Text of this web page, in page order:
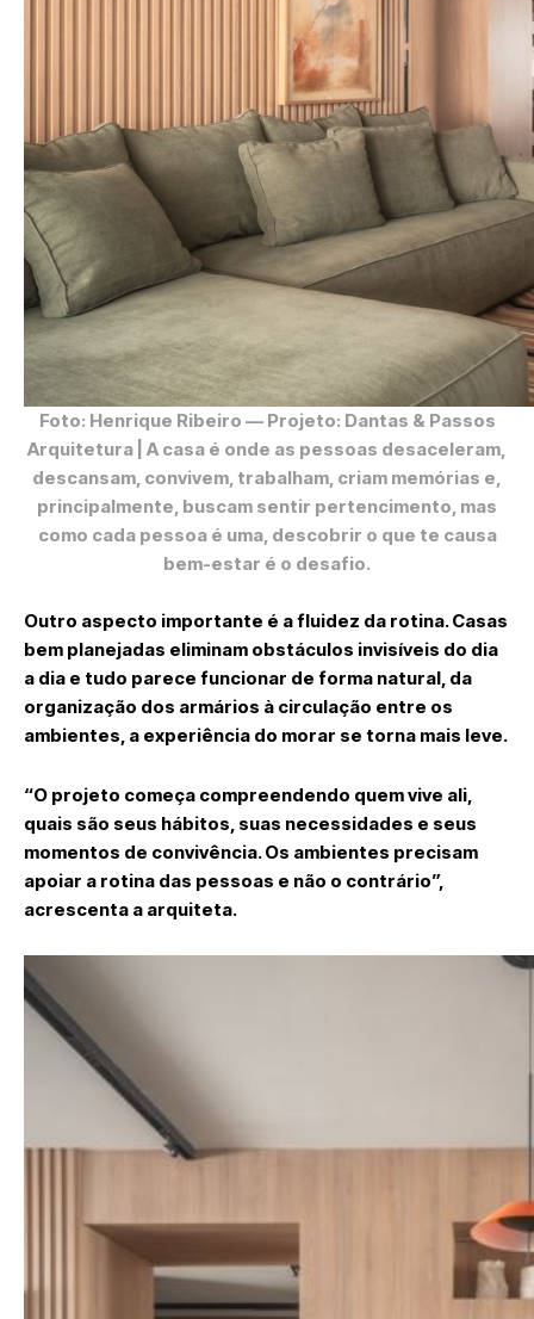
Foto: Henrique Ribeiro — Projeto: Dantas & Passos
Arquitetura | A casa é onde as pessoas desaceleram,
descansam, convivem, trabalham, criam memórias e,
principalmente, buscam sentir pertencimento, mas
como cada pessoa é uma, descobrir o que te causa
bem-estar é o desafio.
Outro aspecto importante é a fluidez da rotina. Casas
bem planejadas eliminam obstáculos invisíveis do dia
a dia e tudo parece funcionar de forma natural, da
organização dos armários à circulação entre os
ambientes, a experiência do morar se torna mais leve.
“O projeto começa compreendendo quem vive ali,
quais são seus hábitos, suas necessidades e seus
momentos de convivência. Os ambientes precisam
apoiar a rotina das pessoas e não o contrário”,
acrescenta a arquiteta.